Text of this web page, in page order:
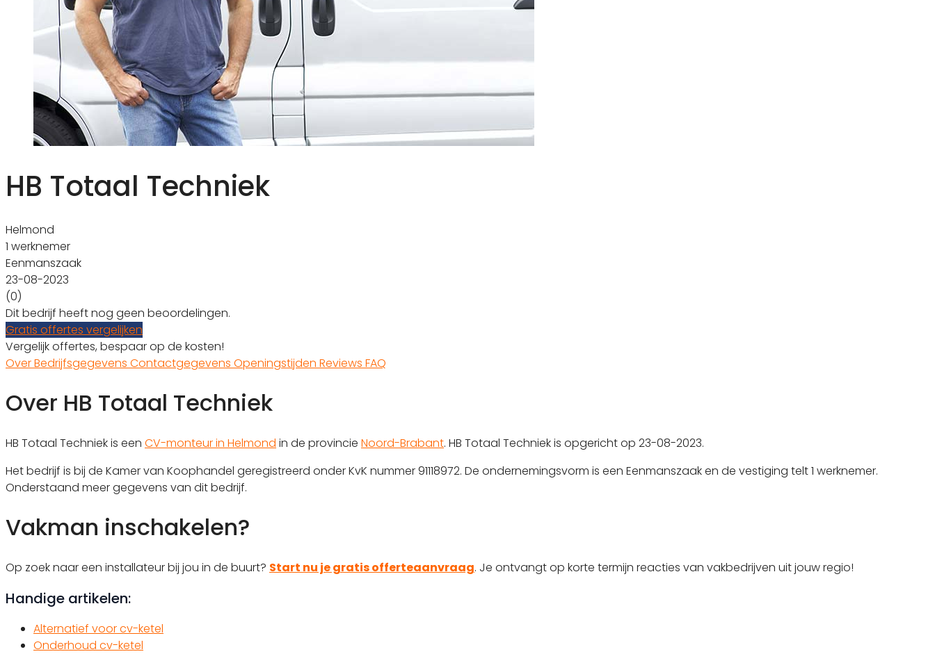
HB Totaal Techniek
Helmond
1 werknemer
Eenmanszaak
23-08-2023
(0)
Dit bedrijf heeft nog geen beoordelingen.
Gratis offertes vergelijken
Vergelijk offertes, bespaar op de kosten!
OverBedrijfsgegevens Contactgegevens Openingstijden Reviews FAQ
Over HB Totaal Techniek
HB Totaal Techniek is een CV-monteur in Helmond in de provincie Noord-Brabant. HB Totaal Techniek is opgericht op 23-08-2023.
Het bedrijf is bij de Kamer van Koophandel geregistreerd onder KvK nummer 91118972. De ondernemingsvorm is een Eenmanszaak en de vestiging telt 1 werknemer.
Onderstaand meer gegevens van dit bedrijf.
Vakman inschakelen?
Op zoek naar een installateur bij jou in de buurt? Start nu je gratis offerteaanvraag. Je ontvangt op korte termijn reacties van vakbedrijven uit jouw regio!
Handige artikelen:
Alternatief voor cv-ketel
Onderhoud cv-ketel